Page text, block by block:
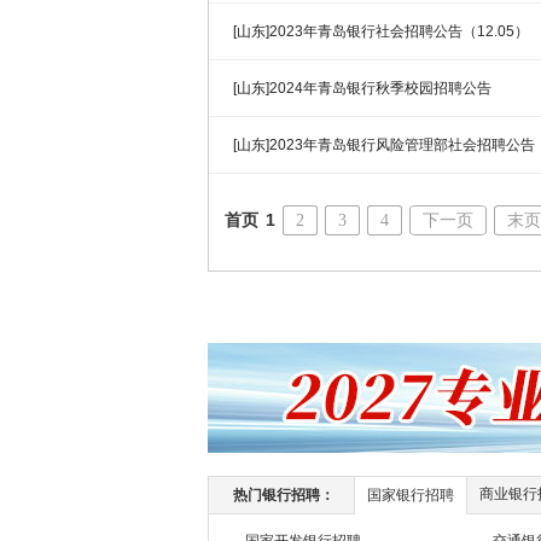
[山东]2023年青岛银行社会招聘公告（12.05）
[山东]2024年青岛银行秋季校园招聘公告
[山东]2023年青岛银行风险管理部社会招聘公告
首页 1 2 3 4 下一页 末页
热门银行招聘： 国家银行招聘 商业银行